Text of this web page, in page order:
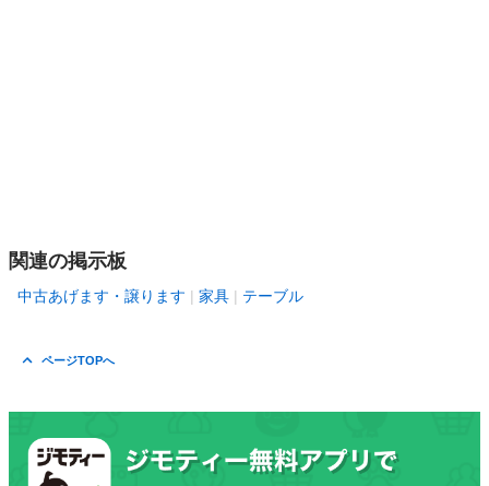
関連の掲示板
中古あげます・譲ります 家具 テーブル
ページTOPへ